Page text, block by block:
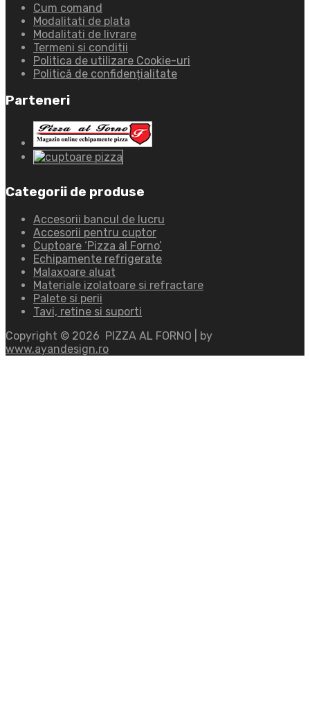
Cum comand
Modalitati de plata
Modalitati de livrare
Termeni si conditii
Politica de utilizare Cookie-uri
Politică de confidențialitate
Parteneri
Categorii de produse
Accesorii bancul de lucru
Accesorii pentru cuptor
Cuptoare ‘Pizza al Forno’
Echipamente refrigerate
Malaxoare aluat
Materiale izolatoare si refractare
Palete si perii
Tavi, retine si suporti
Copyright © 2026 PIZZA AL FORNO | by
www.ayandesign.ro